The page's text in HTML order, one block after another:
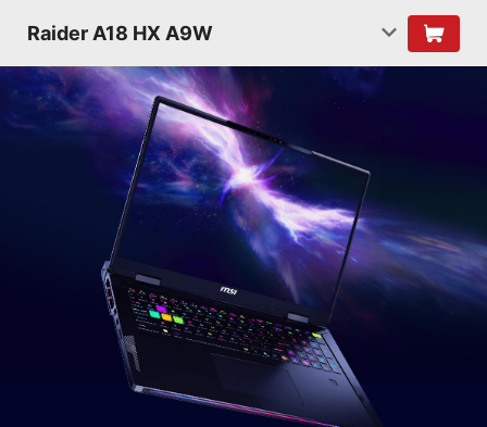
Raider A18 HX A9W